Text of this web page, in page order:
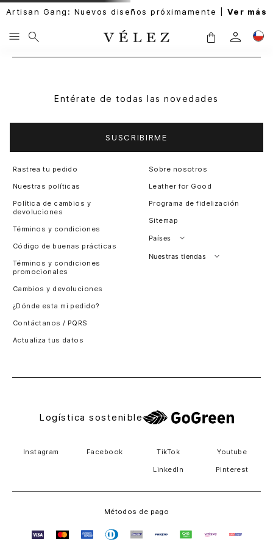
Artisan Gang: Nuevos diseños próximamente | Ver más
Entérate de todas las novedades
SUSCRIBIRME
Rastrea tu pedido
Nuestras políticas
Política de cambios y
devoluciones
Términos y condiciones
Código de buenas prácticas
Términos y condiciones
promocionales
Cambios y devoluciones
¿Dónde esta mi pedido?
Contáctanos / PQRS
Actualiza tus datos
Sobre nosotros
Leather for Good
Programa de fidelización
Sitemap
Países
Perú
Nuestras tiendas
Logística sostenible
Instagram Facebook TikTok Youtube
LinkedIn Pinterest
Métodos de pago